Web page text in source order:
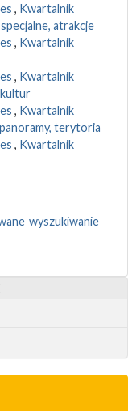
, Kwartalnik
atrakcje
, Kwartalnik
, Kwartalnik
kultur
, Kwartalnik
terytoria
, Kwartalnik
wyszukiwanie